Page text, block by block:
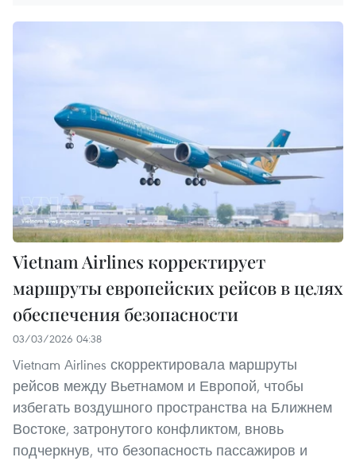
Vietnam Airlines корректирует
маршруты европейских рейсов в целях
обеспечения безопасности
03/03/2026 04:38
Vietnam Airlines скорректировала маршруты
рейсов между Вьетнамом и Европой, чтобы
избегать воздушного пространства на Ближнем
Востоке, затронутого конфликтом, вновь
подчеркнув, что безопасность пассажиров и